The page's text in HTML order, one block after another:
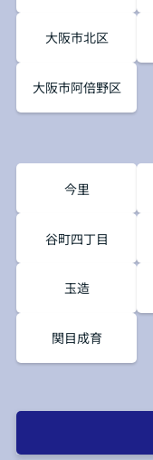
大阪市北区
大阪市阿倍野区
今里
谷町四丁目
玉造
関目成育